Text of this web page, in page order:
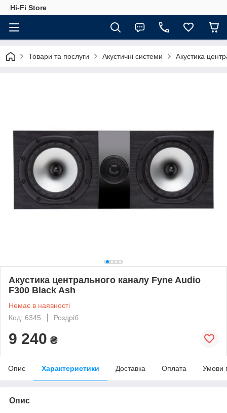
Hi-Fi Store
Товари та послуги Акустичні системи Акустика
Акустика центрального каналу Fyne Audio
F300 Black Ash
Немає в наявності
Код: 6345
Роздріб
9 240 ₴
Опис Характеристики Доставка Оплата Умови
Опис